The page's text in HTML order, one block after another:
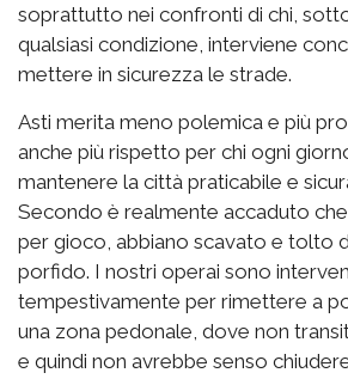
soprattutto nei confronti di chi,
qualsiasi condizione, interviene
mettere in sicurezza le strade.
Asti merita meno polemica e più
anche più rispetto per chi ogni
mantenere la città praticabile e
Secondo è realmente accaduto che
per gioco, abbiano scavato e tolto
porfido. I nostri operai sono
tempestivamente per rimettere a
una zona pedonale, dove non
e quindi non avrebbe senso